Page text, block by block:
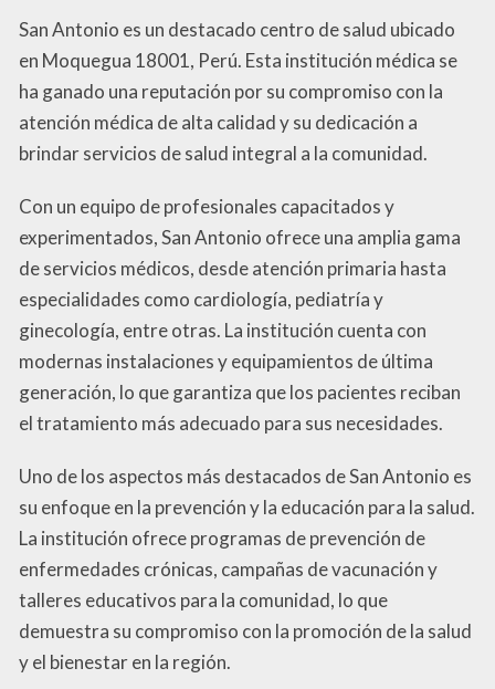
San Antonio es un destacado centro de salud ubicado
en Moquegua 18001, Perú. Esta institución médica se
ha ganado una reputación por su compromiso con la
atención médica de alta calidad y su dedicación a
brindar servicios de salud integral a la comunidad.
Con un equipo de profesionales capacitados y
experimentados, San Antonio ofrece una amplia gama
de servicios médicos, desde atención primaria hasta
especialidades como cardiología, pediatría y
ginecología, entre otras. La institución cuenta con
modernas instalaciones y equipamientos de última
generación, lo que garantiza que los pacientes reciban
el tratamiento más adecuado para sus necesidades.
Uno de los aspectos más destacados de San Antonio es
su enfoque en la prevención y la educación para la salud.
La institución ofrece programas de prevención de
enfermedades crónicas, campañas de vacunación y
talleres educativos para la comunidad, lo que
demuestra su compromiso con la promoción de la salud
y el bienestar en la región.